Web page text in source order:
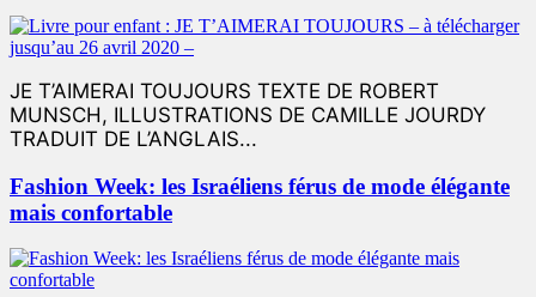
JE T’AIMERAI TOUJOURS TEXTE DE ROBERT
MUNSCH, ILLUSTRATIONS DE CAMILLE JOURDY
TRADUIT DE L’ANGLAIS...
Fashion Week: les Israéliens férus de mode élégante
mais confortable